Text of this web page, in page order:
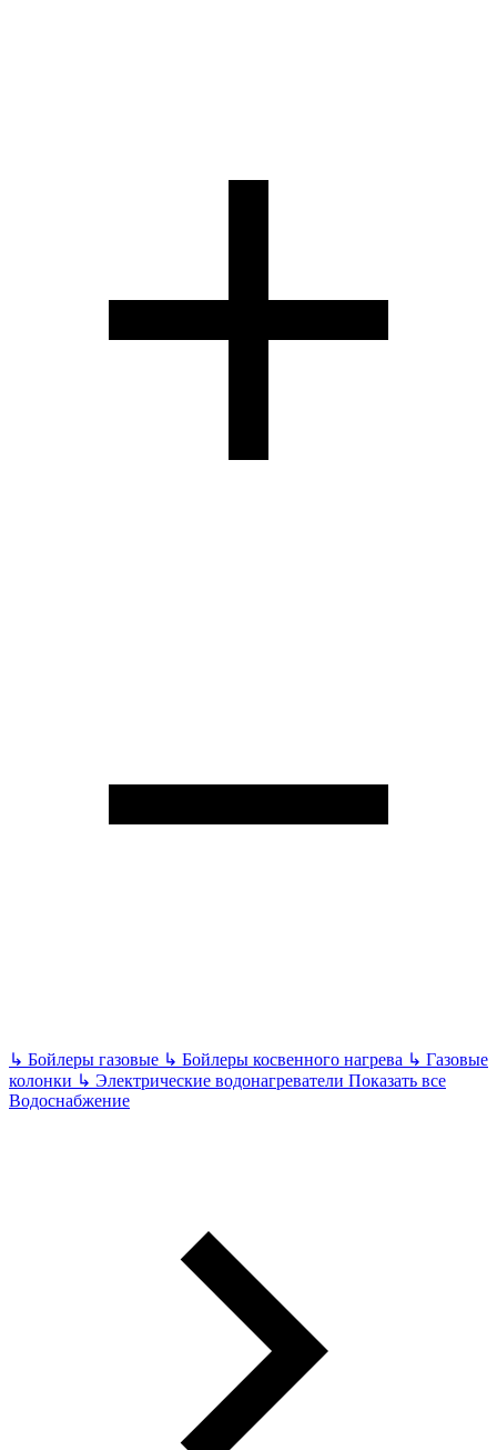
↳ Бойлеры газовые ↳ Бойлеры косвенного нагрева ↳ Газовые
колонки ↳ Электрические водонагреватели Показать все
Водоснабжение